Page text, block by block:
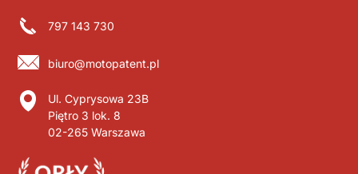
797 143 730
biuro@motopatent.pl
Ul. Cyprysowa 23B
Piętro 3 lok. 8
02-265 Warszawa